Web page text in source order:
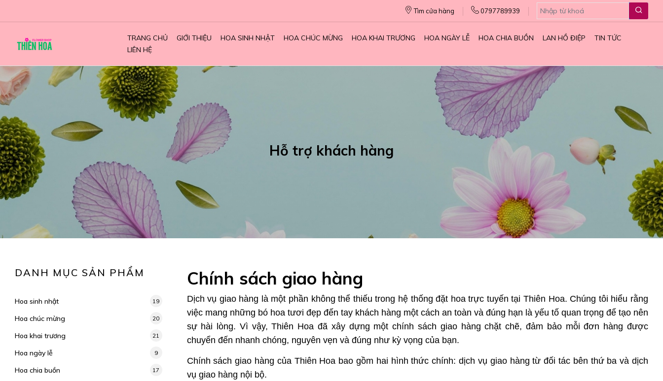
Tìm cửa hàng 0797789939
TRANG CHỦ GIỚI THIỆU HOA SINH NHẬT HOA CHÚC MỪNG HOA KHAI TRƯƠNG HOA NGÀY LỄ HOA CHIA BUỒN LAN HỒ ĐIỆP
TIN TỨC
LIÊN HỆ
Hỗ trợ khách hàng
Chính sách giao hàng
Dịch vụ giao hàng là một phần không thể thiếu trong hệ thống đặt hoa trực tuyến tại Thiên Hoa. Chúng tôi hiểu rằng
việc mang những bó hoa tươi đẹp đến tay khách hàng một cách an toàn và đúng hạn là yếu tố quan trọng để tạo nên
sự hài lòng. Vì vậy, Thiên Hoa đã xây dựng một chính sách giao hàng chặt chẽ, đảm bảo mỗi đơn hàng được
chuyển đến nhanh chóng, nguyên vẹn và đúng như kỳ vọng của bạn.
Chính sách giao hàng của Thiên Hoa bao gồm hai hình thức chính: dịch vụ giao hàng từ đối tác bên thứ ba và dịch
vụ giao hàng nội bộ.
DANH MỤC SẢN PHẨM
Hoa sinh nhật 19
Hoa chúc mừng 20
Hoa khai trương 21
Hoa ngày lễ 9
Hoa chia buồn 17